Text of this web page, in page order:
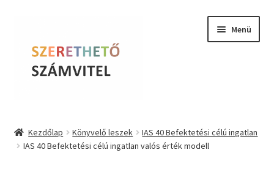
navigációhoz
tartalomba
Menü
Online kurzusok
Kezdőlap Könyvelő leszek
IAS 40 Befektetési célú ingatlan
IAS 40 Befektetési célú ingatlan valós érték modell